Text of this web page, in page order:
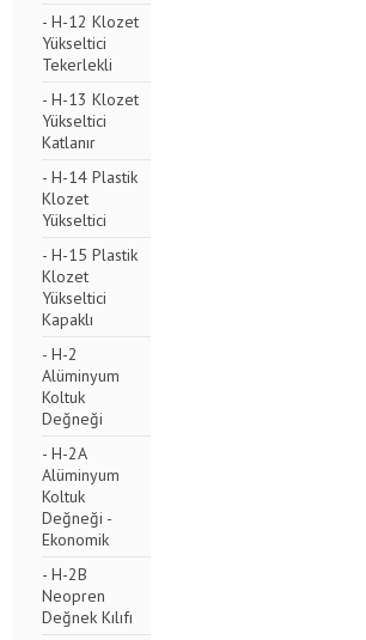
- H-12 Klozet
Yükseltici
Tekerlekli
- H-13 Klozet
Yükseltici
Katlanır
- H-14 Plastik
Klozet
Yükseltici
- H-15 Plastik
Klozet
Yükseltici
Kapaklı
- H-2
Alüminyum
Koltuk
Değneği
- H-2A
Alüminyum
Koltuk
Değneği -
Ekonomik
- H-2B
Neopren
Değnek Kılıfı